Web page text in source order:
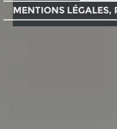
MENTIONS LÉGALES,